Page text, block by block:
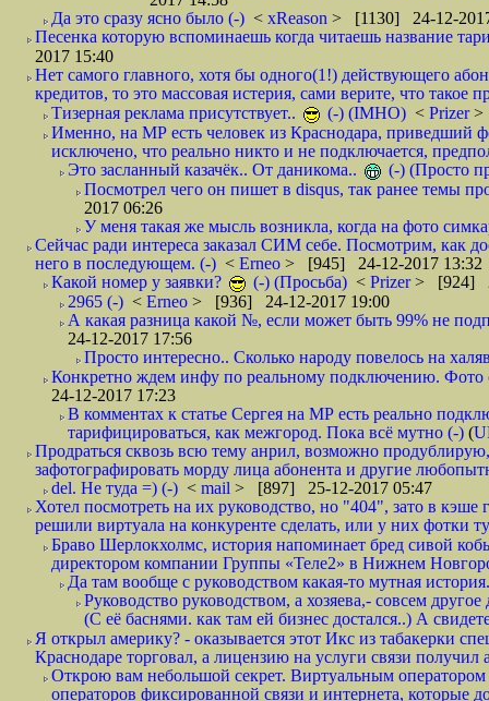
Да это сразу ясно было (-) < xReason > [1130] 24-12-
Песенка которую вспоминаешь когда читаешь название
2017 15:40
Нет самого главного, хотя бы одного(1!) действующего
кредитов, то это массовая истерия, сами верите, что такое
Тизерная реклама присутствует..
(-) (IMHO) < Prizer>
Именно, на МР есть человек из Краснодара, приведший
исключено, что реально никто и не подключается,
Это засланный казачёк.. От даникома..
(-) (Просто
Посмотрел чего он пишет в disqus, так ранее темы
2017 06:26
У меня такая же мысль возникла, когда на фото
Сейчас ради интереса заказал СИМ себе. Посмотрим, как
него в последующем. (-) < Erneo > [945] 24-12-2017 13:32
Какой номер у заявки?
(-) (Просьба) < Prizer> [924]
2965 (-) < Erneo > [936] 24-12-2017 19:00
А какая разница какой №, если может быть 99% не
24-12-2017 17:56
Просто интересно.. Сколько народу повелось на
Конкретно ждем инфу по реальному подключению. Фото
24-12-2017 17:23
В комментах к статье Сергея на МР есть реально
тарифицироваться, как межгород. Пока всё мутно (-) (
Продраться сквозь всю тему анрил, возможно
зафотографировать морду лица абонента и другие
del. Не туда =) (-) < mail > [897] 25-12-2017 05:47
Хотел посмотреть на их руководство, но "404", зато в
решили виртуала на конкуренте сделать, или у них фотки
Браво Шерлокхолмс, история напоминает бред сивой
директором компании Группы «Теле2» в Нижнем
Да там вообще с руководством какая-то мутная
Руководство руководством, а хозяева,- совсем
(С её баснями. как там ей бизнес достался..) А
Я открыл америку? - оказывается этот Икс из табакерки
Краснодаре торговал, а лицензию на услуги связи получил
Открою вам небольшой секрет. Виртуальным оператором
операторов фиксированной связи и интернета, которые